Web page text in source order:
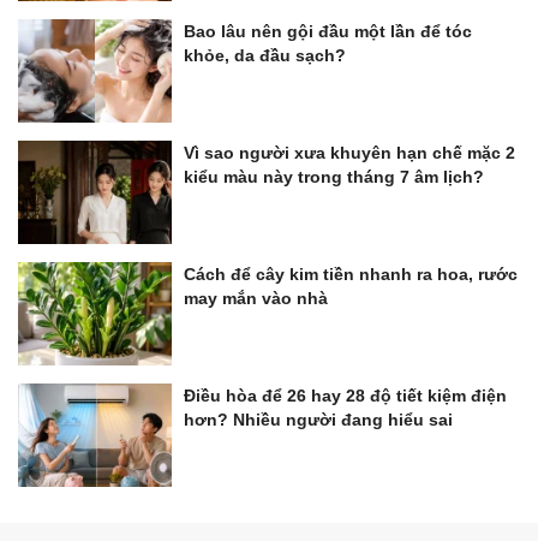
Bao lâu nên gội đầu một lần để tóc
khỏe, da đầu sạch?
Vì sao người xưa khuyên hạn chế mặc 2
kiểu màu này trong tháng 7 âm lịch?
Cách để cây kim tiền nhanh ra hoa, rước
may mắn vào nhà
Điều hòa để 26 hay 28 độ tiết kiệm điện
hơn? Nhiều người đang hiểu sai